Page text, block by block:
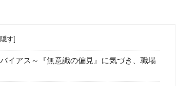
隠す]
イアス～『無意識の偏見』に気づき、職場